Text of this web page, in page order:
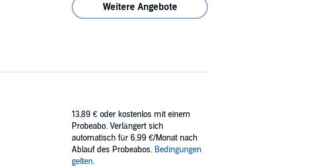
Weitere Angebote
13,89 € oder kostenlos mit einem
Probeabo. Verlängert sich
automatisch für 6,99 €/Monat nach
Ablauf des Probeabos. Bedingungen
gelten.